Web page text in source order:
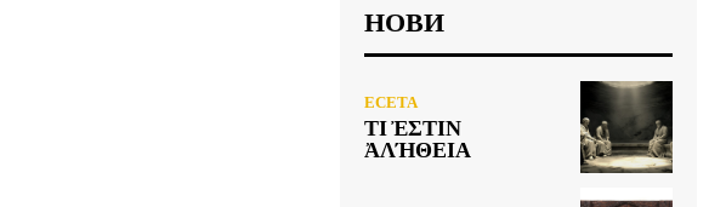
НОВИ
ЕСЕТА
ΤΙ ἘΣΤΙΝ
ἈΛΉΘΕΙΑ